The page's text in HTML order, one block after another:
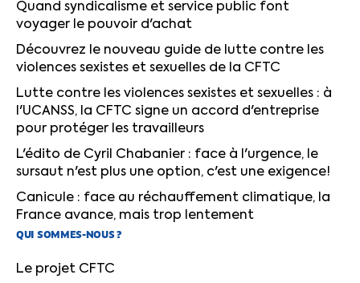
Quand syndicalisme et service public font
voyager le pouvoir d'achat
Découvrez le nouveau guide de lutte contre les
violences sexistes et sexuelles de la CFTC
Lutte contre les violences sexistes et sexuelles : à
l'UCANSS, la CFTC signe un accord d'entreprise
pour protéger les travailleurs
L'édito de Cyril Chabanier : face à l'urgence, le
sursaut n'est plus une option, c'est une exigence!
Canicule : face au réchauffement climatique, la
France avance, mais trop lentement
QUI SOMMES-NOUS ?
Le projet CFTC